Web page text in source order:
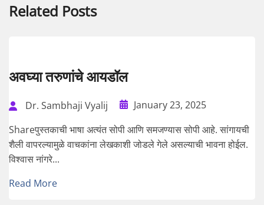
Related Posts
अवघ्या तरुणांचे आयडॉल
Dr. Sambhaji Vyalij
January 23, 2025
Shareपुस्तकाची भाषा अत्यंत सोपी आणि समजण्यास सोपी आहे. सांगायची
शैली वापरल्यामुळे वाचकांना लेखकाशी जोडले गेले असल्याची भावना होईल.
विश्वास नांगरे...
Read More